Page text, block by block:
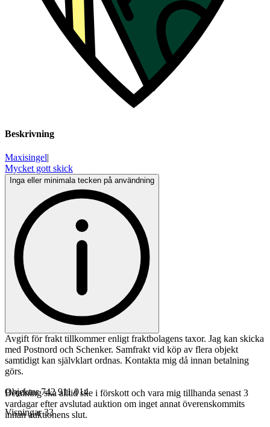
Beskrivning
Maxisingel|
Mycket gott skick
Inga eller minimala tecken på användning
Avgift för frakt tillkommer enligt fraktbolagens taxor. Jag kan skicka
med Postnord och Schenker. Samfrakt vid köp av flera objekt
samtidigt kan självklart ordnas. Kontakta mig då innan betalning
görs.
Betalning ska alltid ske i förskott och vara mig tillhanda senast 3
vardagar efter avslutad auktion om inget annat överenskommits
innan auktionens slut.
Objektnr 742 911 014
Visningar 33